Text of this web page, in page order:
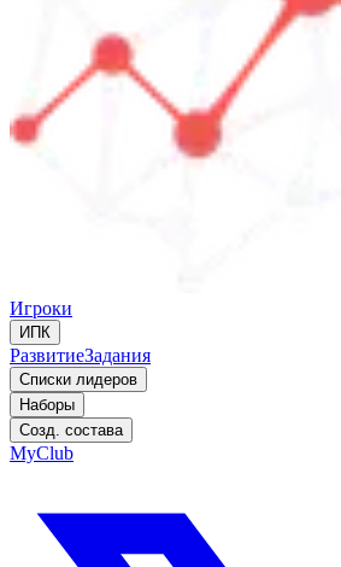
Игроки
ИПК
РазвитиеЗадания
Списки лидеров
Наборы
Созд. состава
MyClub